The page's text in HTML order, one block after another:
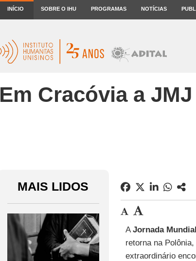
INÍCIO SOBRE O IHU PROGRAMAS NOTÍCIAS
Em Cracóvia a
MAIS LIDOS
AJornada
retorna na
extraordinário